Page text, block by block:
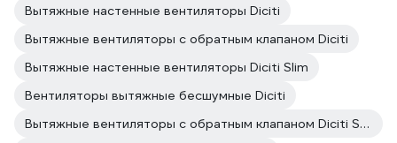
Вытяжные настенные вентиляторы Diciti
Вытяжные вентиляторы с обратным клапаном Diciti
Вытяжные настенные вентиляторы Diciti Slim
Вентиляторы вытяжные бесшумные Diciti
Вытяжные вентиляторы с обратным клапаном Diciti Standard